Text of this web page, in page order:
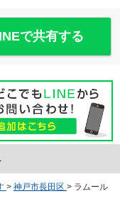
で共有する
> 神戸市長田区 > ラムール